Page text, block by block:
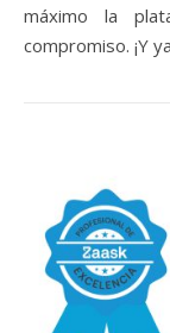
máximo la
compromiso. ¡Y